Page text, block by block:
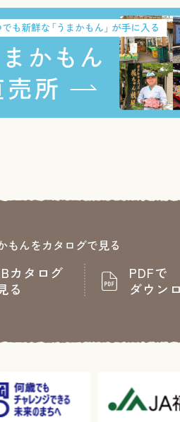
もんをカタログで見る
カタログ
る
PDFで
ダウン